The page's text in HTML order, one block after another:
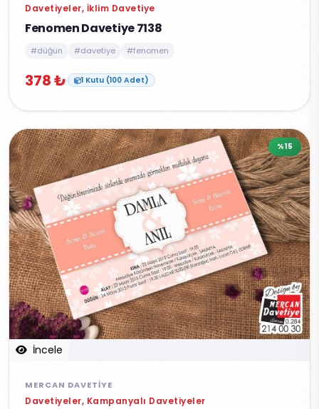
Davetiyeler, İklim Davetiye
Fenomen Davetiye 7138
#düğün #davetiye #fenomen
378 ₺ 1 Kutu (100 Adet)
İncele
%15
MERCAN DAVETIYE
Davetiyeler, Kampanyalı Davetiyeler